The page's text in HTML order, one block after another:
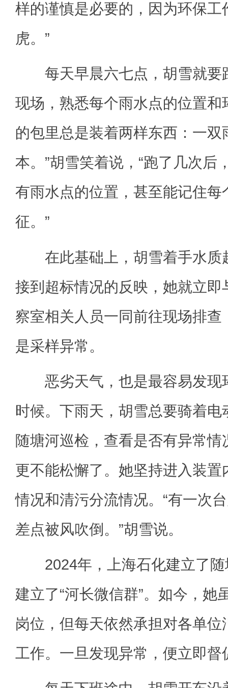
样的谨慎是必要的，因为环保工
虎。”
每天早晨六七点，胡雪就要
现场，熟悉每个雨水点的位置和
的包里总是装着两样东西：一双
本。”胡雪笑着说，“跑了几次后
有雨水点的位置，甚至能记住每
征。”
在此基础上，胡雪着手水质
接到超标情况的反映，她就立即
察室相关人员一同前往现场排
是采样异常。
恶劣天气，也是最容易发现
时候。下雨天，胡雪总要骑着
随塘河巡检，查看是否有异常
更不能松懈了。她坚持进入装
情况和清污分流情况。“有一次
差点被风吹倒。”胡雪说。
2024年，上海石化建立了随
建立了“河长微信群”。如今，她
岗位，但每天依然承担对各单
工作。一旦发现异常，便立即督